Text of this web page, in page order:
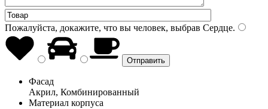
Пожалуйста, докажите, что вы человек, выбрав Сердце.
Фасад
Акрил, Комбинированный
Материал корпуса